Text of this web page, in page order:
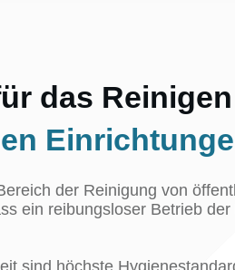
das Reinigen
der Reinigung von
ein reibungsloser Betrieb der
sind höchste